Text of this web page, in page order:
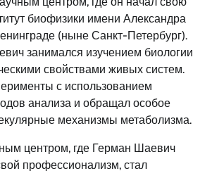
биофизики имени Александра
(ныне Санкт-Петербург).
занимался изучением биологии
свойствами живых систем.
с использованием
анализа и обращал особое
механизмы метаболизма.
центром, где Герман Шаевич
профессионализм, стал